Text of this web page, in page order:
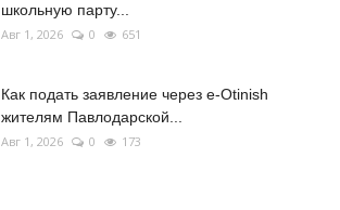
школьную парту...
Авг 1, 2026 0 651
Как подать заявление через e-Otinish
жителям Павлодарской...
Авг 1, 2026 0 173